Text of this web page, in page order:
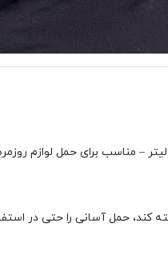
کند، حمل آسانی را حتی در